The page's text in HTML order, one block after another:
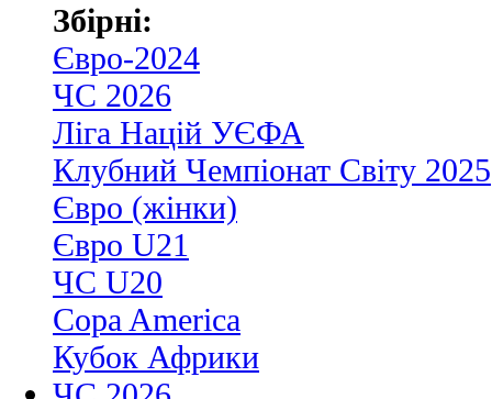
Збірні:
Євро-2024
ЧС 2026
Ліга Націй УЄФА
Клубний Чемпіонат Світу 2025
Євро (жінки)
Євро U21
ЧС U20
Copa America
Кубок Африки